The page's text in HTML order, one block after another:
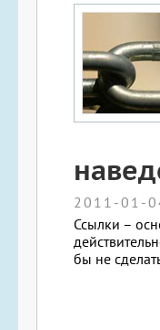
2011-01-
Ссылки –
бы не